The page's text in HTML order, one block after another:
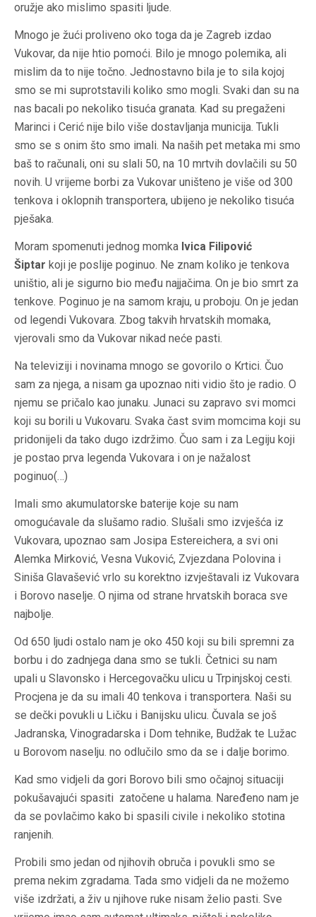
oružje ako mislimo spasiti ljude.
Mnogo je žući proliveno oko toga da je Zagreb izdao
Vukovar, da nije htio pomoći. Bilo je mnogo polemika, ali
mislim da to nije točno. Jednostavno bila je to sila kojoj
smo se mi suprotstavili koliko smo mogli. Svaki dan su na
nas bacali po nekoliko tisuća granata. Kad su pregaženi
Marinci i Cerić nije bilo više dostavljanja municija. Tukli
smo se s onim što smo imali. Na naših pet metaka mi smo
baš to računali, oni su slali 50, na 10 mrtvih dovlačili su 50
novih. U vrijeme borbi za Vukovar uništeno je više od 300
tenkova i oklopnih transportera, ubijeno je nekoliko tisuća
pješaka.
Moram spomenuti jednog momka Ivica Filipović
Šiptar koji je poslije poginuo. Ne znam koliko je tenkova
uništio, ali je sigurno bio među najjačima. On je bio smrt za
tenkove. Poginuo je na samom kraju, u proboju. On je jedan
od legendi Vukovara. Zbog takvih hrvatskih momaka,
vjerovali smo da Vukovar nikad neće pasti.
Na televiziji i novinama mnogo se govorilo o Krtici. Čuo
sam za njega, a nisam ga upoznao niti vidio što je radio. O
njemu se pričalo kao junaku. Junaci su zapravo svi momci
koji su borili u Vukovaru. Svaka čast svim momcima koji su
pridonijeli da tako dugo izdržimo. Čuo sam i za Legiju koji
je postao prva legenda Vukovara i on je nažalost
poginuo(…)
Imali smo akumulatorske baterije koje su nam
omogućavale da slušamo radio. Slušali smo izvješća iz
Vukovara, upoznao sam Josipa Estereichera, a svi oni
Alemka Mirković, Vesna Vuković, Zvjezdana Polovina i
Siniša Glavašević vrlo su korektno izvještavali iz Vukovara
i Borovo naselje. O njima od strane hrvatskih boraca sve
najbolje.
Od 650 ljudi ostalo nam je oko 450 koji su bili spremni za
borbu i do zadnjega dana smo se tukli. Četnici su nam
upali u Slavonsko i Hercegovačku ulicu u Trpinjskoj cesti.
Procjena je da su imali 40 tenkova i transportera. Naši su
se dečki povukli u Ličku i Banijsku ulicu. Čuvala se još
Jadranska, Vinogradarska i Dom tehnike, Budžak te Lužac
u Borovom naselju. no odlučilo smo da se i dalje borimo.
Kad smo vidjeli da gori Borovo bili smo očajnoj situaciji
pokušavajući spasiti zatočene u halama. Naređeno nam je
da se povlačimo kako bi spasili civile i nekoliko stotina
ranjenih.
Probili smo jedan od njihovih obruča i povukli smo se
prema nekim zgradama. Tada smo vidjeli da ne možemo
više izdržati, a živ u njihove ruke nisam želio pasti. Sve